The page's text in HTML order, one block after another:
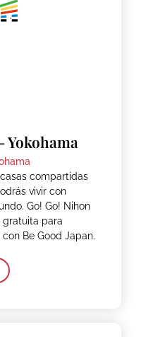
Yokohama
compartidas
vivir con
Go! Go! Nihon
gratuita para
Be Good Japan.